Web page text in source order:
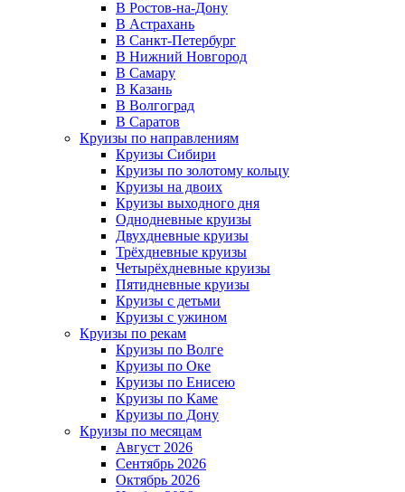
В Ростов-на-Дону
В Астрахань
В Санкт-Петербург
В Нижний Новгород
В Самару
В Казань
В Волгоград
В Саратов
Круизы по направлениям
Круизы Сибири
Круизы по золотому кольцу
Круизы на двоих
Круизы выходного дня
Однодневные круизы
Двухдневные круизы
Трёхдневные круизы
Четырёхдневные круизы
Пятидневные круизы
Круизы с детьми
Круизы с ужином
Круизы по рекам
Круизы по Волге
Круизы по Оке
Круизы по Енисею
Круизы по Каме
Круизы по Дону
Круизы по месяцам
Август 2026
Сентябрь 2026
Октябрь 2026